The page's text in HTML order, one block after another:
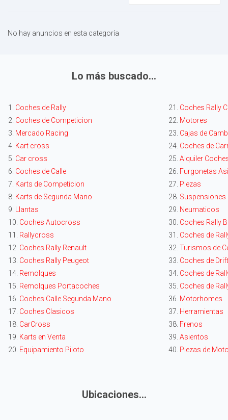
No hay anuncios en esta categoría
Lo más buscado...
1. Coches de Rally 21. Coches Rally
2. Coches de Competicion 22. Motores
3. Mercado Racing 23. Cajas de
4. Kart cross 24. Coches de
5. Car cross 25. Alquiler
6. Coches de Calle 26. Furgonetas
7. Karts de Competicion 27. Piezas
8. Karts de Segunda Mano 28. Suspensiones
9. Llantas 29. Neumaticos
10. Coches Autocross 30. Coches Rally
11. Rallycross 31. Coches de
12. Coches Rally Renault 32. Turismos de
13. Coches Rally Peugeot 33. Coches de Drift
14. Remolques 34. Coches de
15. Remolques Portacoches 35. Coches de
16. Coches Calle Segunda Mano 36. Motorhomes
17. Coches Clasicos 37. Herramientas
18. CarCross 38. Frenos
19. Karts en Venta 39. Asientos
20. Equipamiento Piloto 40. Piezas de
Ubicaciones...